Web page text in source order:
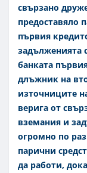
свързано
предоставяло
първия
задълженията
банката
длъжник на
източниците
верига от
вземания и
огромно по
парични
да работи,